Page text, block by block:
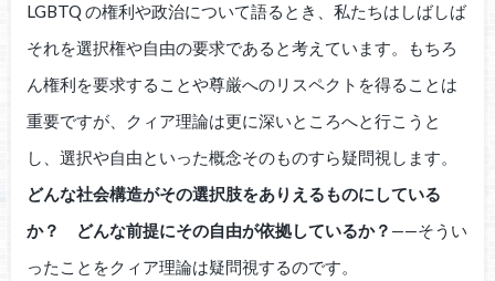
LGBTQ の権利や政治について語るとき、私たちはしばしば
それを選択権や自由の要求であると考えています。もちろ
ん権利を要求することや尊厳へのリスペクトを得ることは
重要ですが、クィア理論は更に深いところへと行こうと
し、選択や自由といった概念そのものすら疑問視します。
どんな社会構造がその選択肢をありえるものにしている
か？ どんな前提にその自由が依拠しているか？ ——そうい
ったことをクィア理論は疑問視するのです。